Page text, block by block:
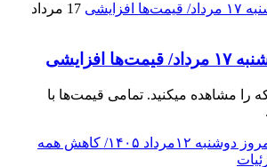
17 مرداد
افزایشی
مشاهده میکنید. تمامی قیمت‌ها با